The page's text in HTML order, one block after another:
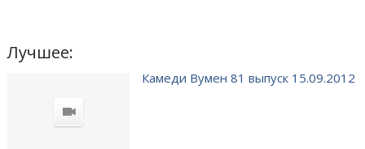
Лучшее:
Камеди Вумен 81 выпуск 15.09.2012